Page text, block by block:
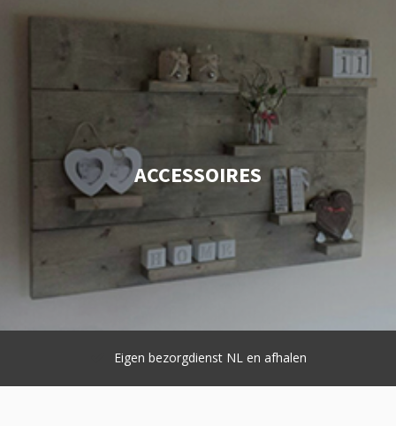
ACCESSOIRES
Eigen bezorgdienst NL en afhalen